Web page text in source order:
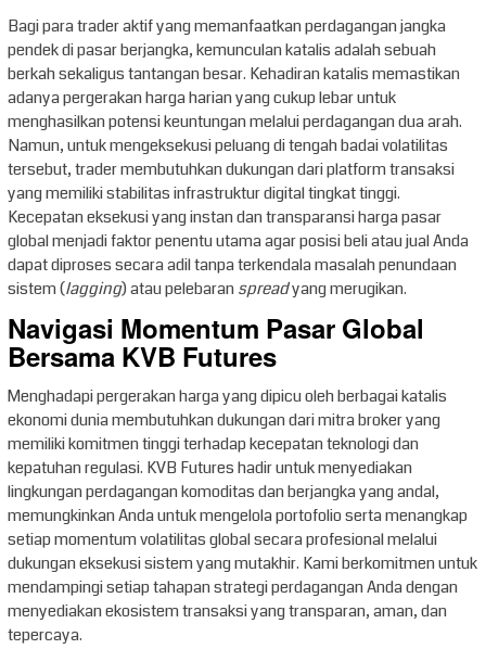
Bagi para trader aktif yang memanfaatkan perdagangan jangka
pendek di pasar berjangka, kemunculan katalis adalah sebuah
berkah sekaligus tantangan besar. Kehadiran katalis memastikan
adanya pergerakan harga harian yang cukup lebar untuk
menghasilkan potensi keuntungan melalui perdagangan dua arah.
Namun, untuk mengeksekusi peluang di tengah badai volatilitas
tersebut, trader membutuhkan dukungan dari platform transaksi
yang memiliki stabilitas infrastruktur digital tingkat tinggi.
Kecepatan eksekusi yang instan dan transparansi harga pasar
global menjadi faktor penentu utama agar posisi beli atau jual Anda
dapat diproses secara adil tanpa terkendala masalah penundaan
sistem (lagging) atau pelebaranspreadyang merugikan.
Navigasi Momentum Pasar Global
Bersama KVB Futures
Menghadapi pergerakan harga yang dipicu oleh berbagai katalis
ekonomi dunia membutuhkan dukungan dari mitra broker yang
memiliki komitmen tinggi terhadap kecepatan teknologi dan
kepatuhan regulasi. KVB Futures hadir untuk menyediakan
lingkungan perdagangan komoditas dan berjangka yang andal,
memungkinkan Anda untuk mengelola portofolio serta menangkap
setiap momentum volatilitas global secara profesional melalui
dukungan eksekusi sistem yang mutakhir. Kami berkomitmen untuk
mendampingi setiap tahapan strategi perdagangan Anda dengan
menyediakan ekosistem transaksi yang transparan, aman, dan
tepercaya.